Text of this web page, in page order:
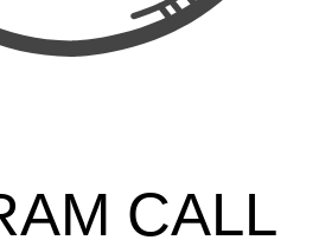
CALL